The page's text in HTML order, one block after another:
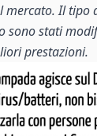
Il tipo
sono stati
prestazioni.